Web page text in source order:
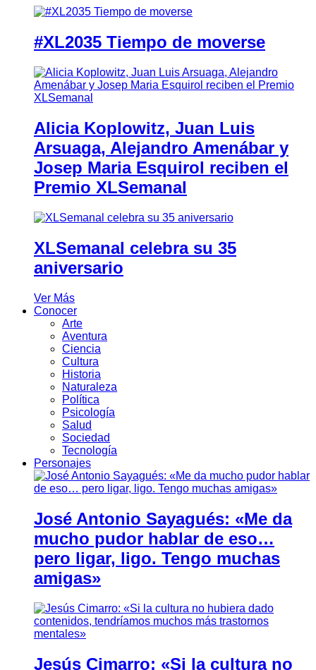
#XL2035 Tiempo de moverse
Alicia Koplowitz, Juan Luis
Arsuaga, Alejandro Amenábar y
Josep Maria Esquirol reciben el
Premio XLSemanal
XLSemanal celebra su 35
aniversario
Ver Más
Conocer
Arte
Aventura
Ciencia
Cultura
Historia
Naturaleza
Política
Psicología
Salud
Sociedad
Tecnología
Personajes
José Antonio Sayagués: «Me da
mucho pudor hablar de eso…
pero ligar, ligo. Tengo muchas
amigas»
Jesús Cimarro: «Si la cultura no